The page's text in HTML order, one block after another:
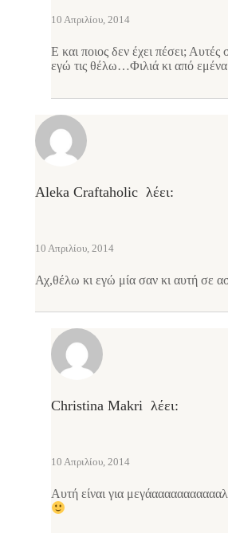
10 Απριλίου, 2014
Ε και ποιος δεν έχει πέσει; Αυτές
εγώ τις θέλω…Φιλιά κι από εμένα
Aleka Craftaholic λέει:
10 Απριλίου, 2014
Αχ,θέλω κι εγώ μία σαν κι αυτή σε
Christina Makri λέει:
10 Απριλίου, 2014
Αυτή είναι για